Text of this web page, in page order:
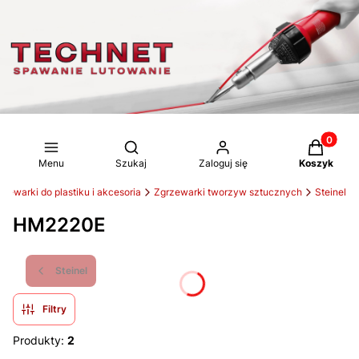
Menu
Otwórz wyszukiwarkę
Szukaj Zaloguj się Koszyk
do plastiku i akcesoria Zgrzewarki tworzyw sztucznych Steinel
HM2220E
Steinel
Filtry
Produkty: 2